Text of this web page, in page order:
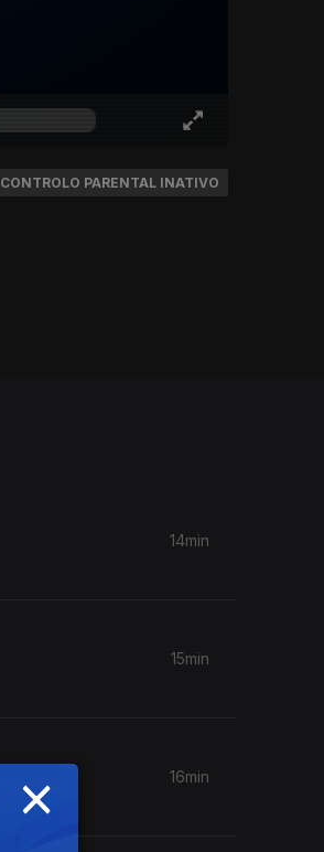
CONTROLO PARENTAL INATIVO
14min
15min
16min
×